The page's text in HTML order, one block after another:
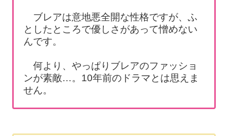
ブレアは意地悪全開な性格ですが、ふ
としたところで優しさがあって憎めない
んです。
何より、やっぱりブレアのファッショ
ンが素敵…。10年前のドラマとは思えま
せん。